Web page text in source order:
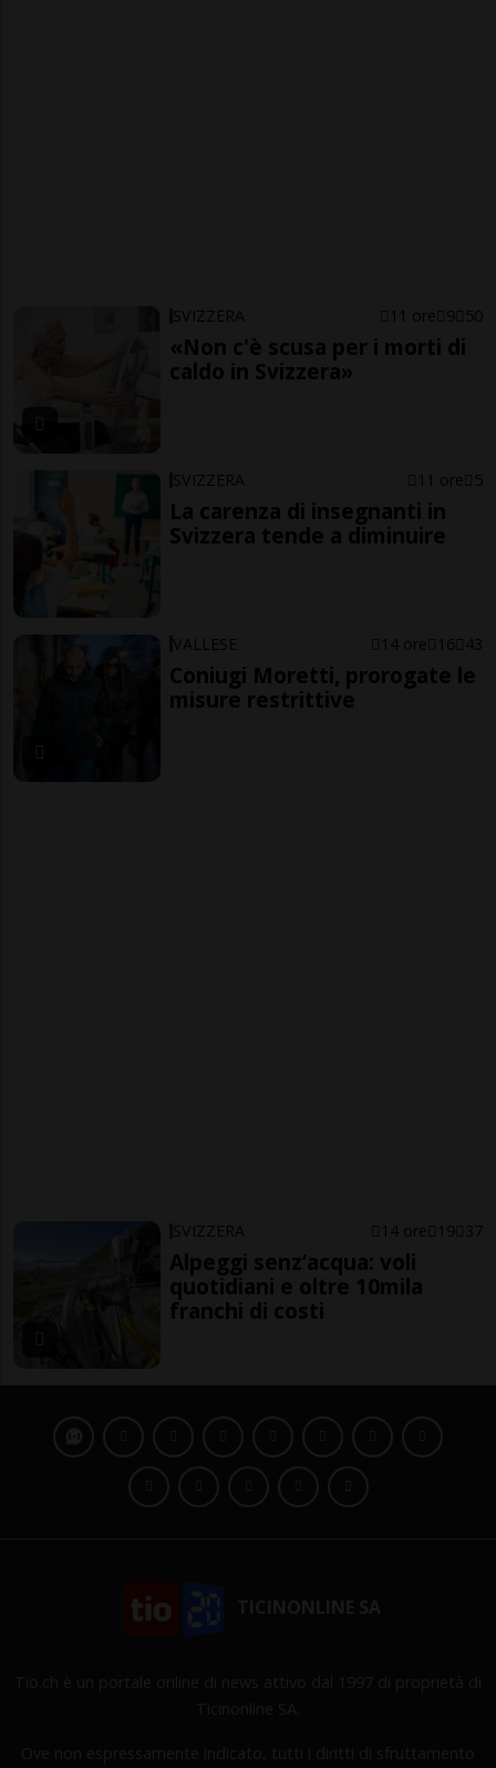
SVIZZERA 11 ore 9 50
«Non c'è scusa per i morti di
caldo in Svizzera»
SVIZZERA 11 ore 5
La carenza di insegnanti in
Svizzera tende a diminuire
VALLESE 14 ore 16 43
Coniugi Moretti, prorogate le
misure restrittive
SVIZZERA 14 ore 19 37
Alpeggi senz’acqua: voli
quotidiani e oltre 10mila
franchi di costi